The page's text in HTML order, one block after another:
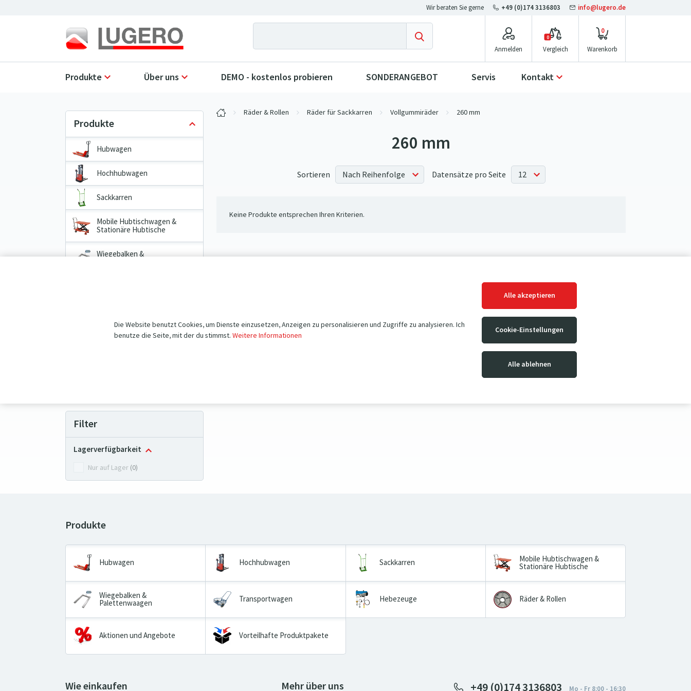
Die Website benutzt Cookies, um Dienste einzusetzen, Anzeigen zu personalisieren und Zugriffe zu analysieren. Ich
benutze die Seite, mit der du stimmst. Weitere Informationen
Alle akzeptieren
Cookie-Einstellungen
Alle ablehnen
Anmelden Vergleich
0
0
Produkte Über uns DEMO - kostenlos probieren SONDERANGEBOT Kontakt
Servis
+49 (0)174 3136803 info@lugero.de
Räder & Rollen Räder für Sackkarren Vollgummiräder 260 mm
Hubwagen
Hochhubwagen
Sackkarren
Mobile Hubtischwagen &
Stationäre Hubtische
Wiegebalken &
Räder & Rollen
Filter
Lagerverfügbarkeit
Nur auf Lager (0)
260 mm
Sortieren Datensätze pro Seite
Keine Produkte entsprechen Ihren Kriterien.
Hubwagen Hochhubwagen Sackkarren Mobile Hubtischwagen &
Stationäre Hubtische
Wiegebalken &
Palettenwaagen Transportwagen Hebezeuge Räder & Rollen
Aktionen und Angebote Vorteilhafte Produktpakete
Wie einkaufen Mehr über uns +49 (0)174 3136803